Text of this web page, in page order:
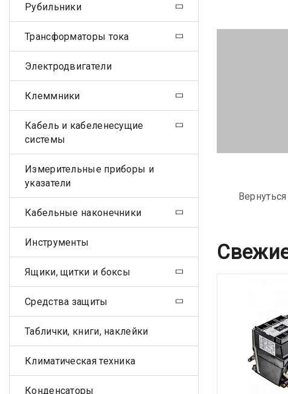
Вернуться
Рубильники
Трансформаторы тока
Электродвигатели
Клеммники
Кабель и кабеленесущие
системы
Измерительные приборы и
указатели
Кабельные наконечники
Инструменты
Ящики, щитки и боксы
Средства защиты
Таблички, книги, наклейки
Климатическая техника
Конденсаторы